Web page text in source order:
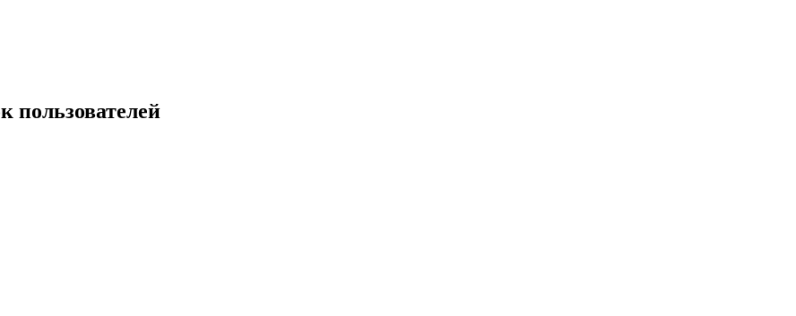
пользователей